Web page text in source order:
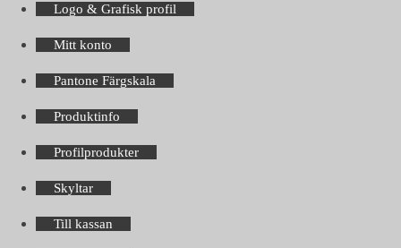
Logo & Grafisk profil
Mitt konto
Pantone Färgskala
Produktinfo
Profilprodukter
Skyltar
Till kassan